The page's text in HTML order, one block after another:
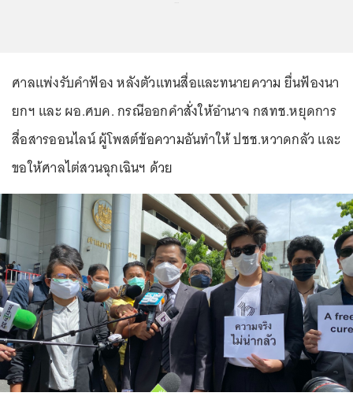
ศาลแพ่งรับคำฟ้อง หลังตัวแทนสื่อและทนายความ ยื่นฟ้องนา
ยกฯ และ ผอ.ศบค. กรณีออกคำสั่งให้อำนาจ กสทช.หยุดการ
สื่อสารออนไลน์ ผู้โพสต์ข้อความอันทำให้ ปชช.หวาดกลัว และ
ขอให้ศาลไต่สวนฉุกเฉินฯ ด้วย